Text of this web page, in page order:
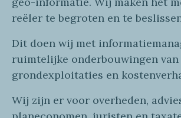
reëler te begroten en te
Dit doen wij met informatie
ruimtelijke onderbouwingen van
grondexploitaties en
Wij zijn er voor overheden,